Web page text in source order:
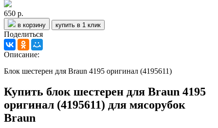
650 р.
в корзину купить в 1 клик
Поделиться
Описание:
Блок шестерен для Braun 4195 оригинал (4195611)
Купить блок шестерен для Braun 4195
оригинал (4195611) для мясорубок
Braun